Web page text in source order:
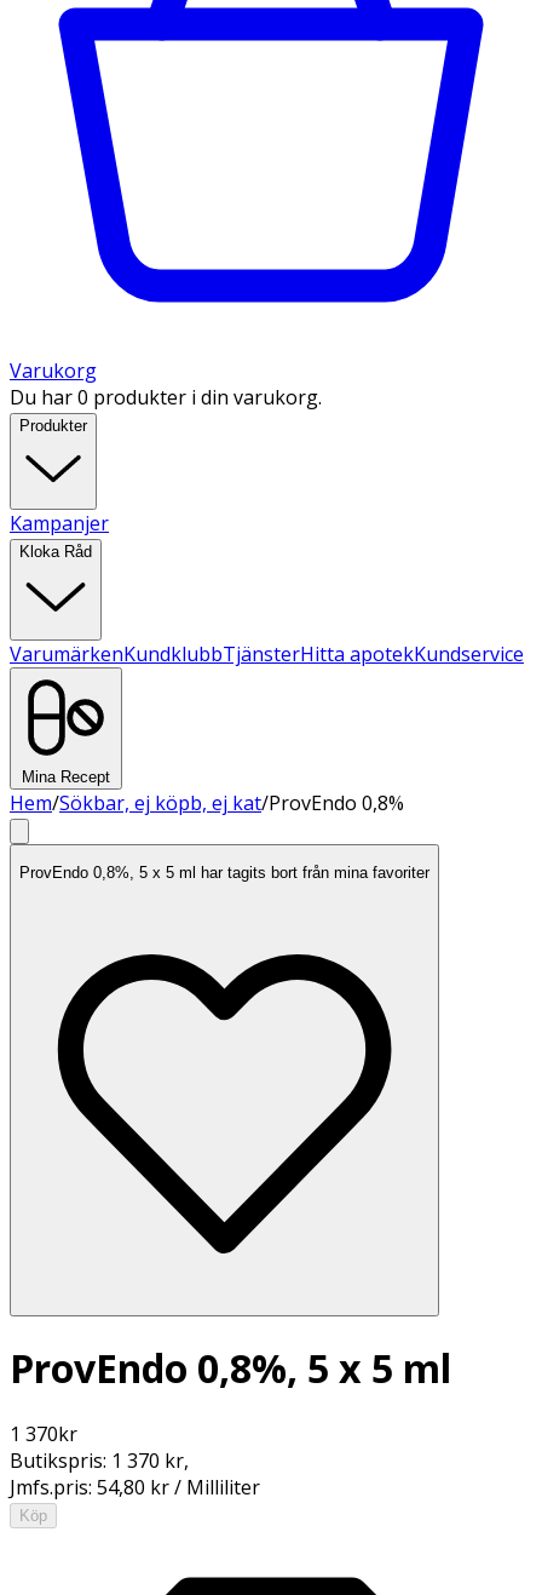
Varukorg
Du har 0 produkter i din varukorg.
Produkter
Kampanjer
Kloka Råd
VarumärkenKundklubbTjänsterHitta apotekKundservice
Mina Recept
Hem/Sökbar, ej köpb, ej kat/ProvEndo 0,8%
ProvEndo 0,8%, 5 x 5 ml har tagits bort från mina favoriter
ProvEndo 0,8%, 5 x 5 ml
1 370kr
Butikspris: 1 370 kr,
Jmfs.pris: 54,80 kr / Milliliter
Köp